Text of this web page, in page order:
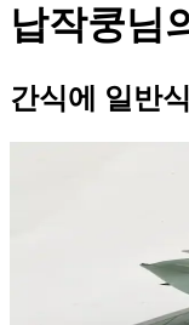
납작쿵님
간식에 일반